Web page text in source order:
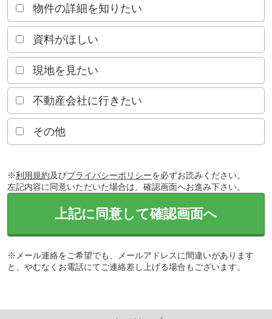
物件の詳細を知りたい
資料がほしい
現地を見たい
不動産会社に行きたい
その他
※利用規約及びプライバシーポリシーを必ずお読みください。
左記内容に同意いただいた場合は、確認画面へお進み下さい。
上記に同意して確認画面へ
※メール連絡をご希望でも、メールアドレスに間違いがあります
と、やむなくお電話にてご連絡差し上げる場合もございます。